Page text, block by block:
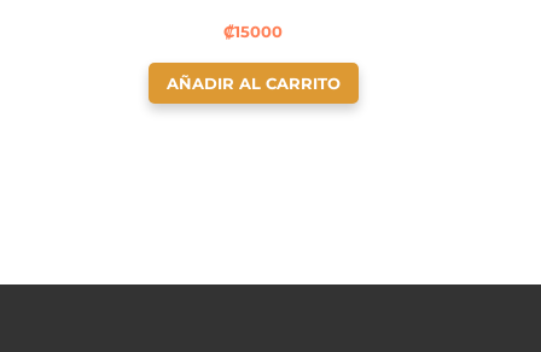
₡15000
AÑADIR AL CARRITO